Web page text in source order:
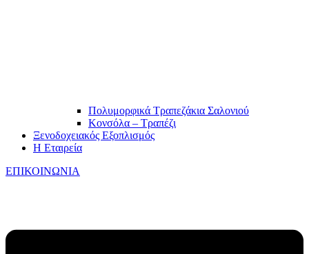
Πολυμορφικά Τραπεζάκια Σαλονιού
Κονσόλα – Τραπέζι
Ξενοδοχειακός Εξοπλισμός
Η Εταιρεία
ΕΠΙΚΟΙΝΩΝΙΑ